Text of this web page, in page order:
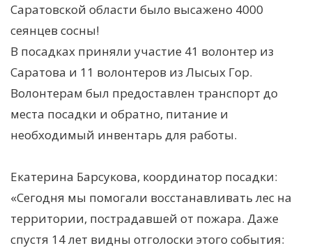
Саратовской области было высажено 4000
сеянцев сосны!
В посадках приняли участие 41 волонтер из
Саратова и 11 волонтеров из Лысых Гор.
Волонтерам был предоставлен транспорт до
места посадки и обратно, питание и
необходимый инвентарь для работы.
Екатерина Барсукова, координатор посадки:
«Сегодня мы помогали восстанавливать лес на
территории, пострадавшей от пожара. Даже
спустя 14 лет видны отголоски этого события: